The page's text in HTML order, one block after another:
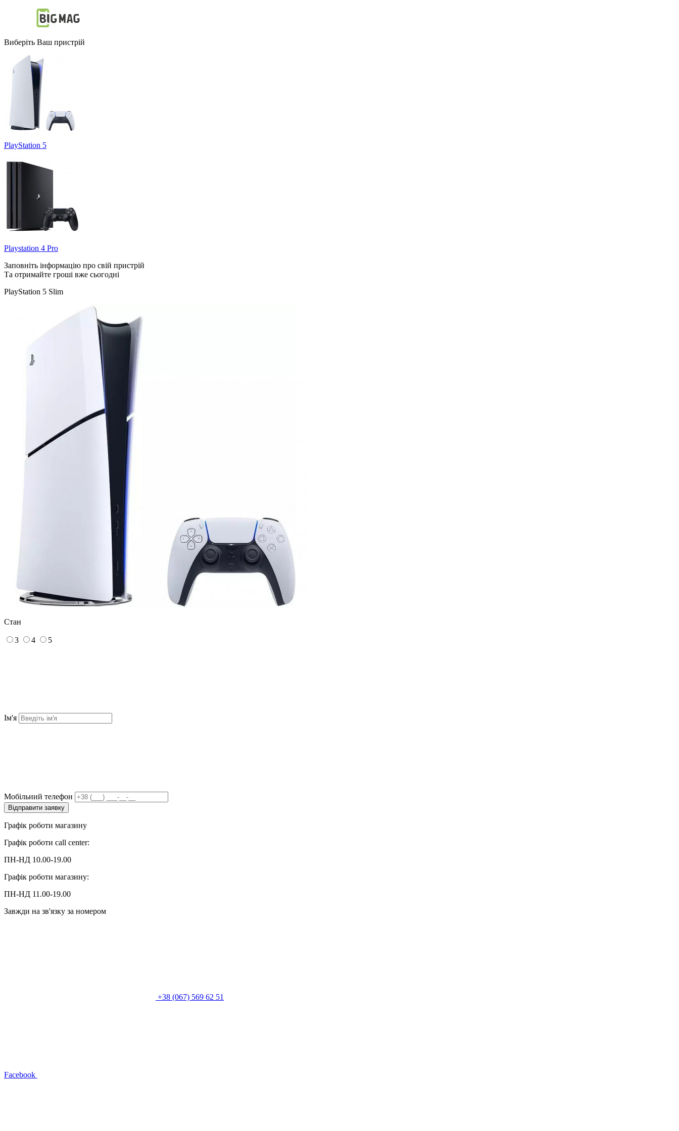
Виберіть Ваш пристрій
PlayStation 5
Playstation 4 Pro
Заповніть інформацію про свій пристрій
Та отримайте гроші вже сьогодні
PlayStation 5 Slim
Стан
3 4 5
Ім'я
Мобільний телефон
Відправити заявку
Графік роботи магазину
Графік роботи call center:
ПН-НД 10.00-19.00
Графік роботи магазину:
ПН-НД 11.00-19.00
Завжди на зв'язку за номером
+38 (067) 569 62 51
Facebook